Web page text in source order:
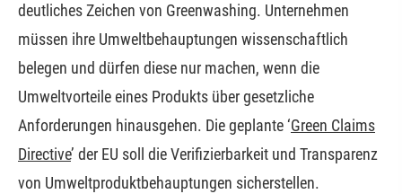
deutliches Zeichen von Greenwashing. Unternehmen
müssen ihre Umweltbehauptungen wissenschaftlich
belegen und dürfen diese nur machen, wenn die
Umweltvorteile eines Produkts über gesetzliche
Anforderungen hinausgehen. Die geplante ‘Green Claims
Directive’ der EU soll die Verifizierbarkeit und Transparenz
von Umweltproduktbehauptungen sicherstellen.